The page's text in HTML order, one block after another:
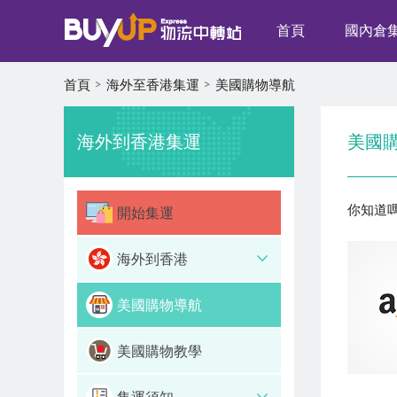
首頁 國內倉
首頁 海外至香港集運 美國購物導航
海外到香港集運
開始集運
海外到香港
美國購物導航
美國購物教學
美國
你知道